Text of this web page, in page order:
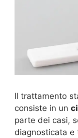
Il trattamento
consiste in un
parte dei casi,
diagnosticata e